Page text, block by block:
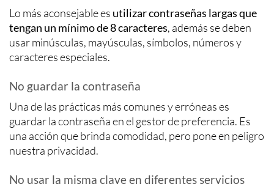
Lo más aconsejable es utilizar contraseñas largas que
tengan un mínimo de 8 caracteres, además se deben
usar minúsculas, mayúsculas, símbolos, números y
caracteres especiales.
No guardar la contraseña
Una de las prácticas más comunes y erróneas es
guardar la contraseña en el gestor de preferencia. Es
una acción que brinda comodidad, pero pone en peligro
nuestra privacidad.
No usar la misma clave en diferentes servicios